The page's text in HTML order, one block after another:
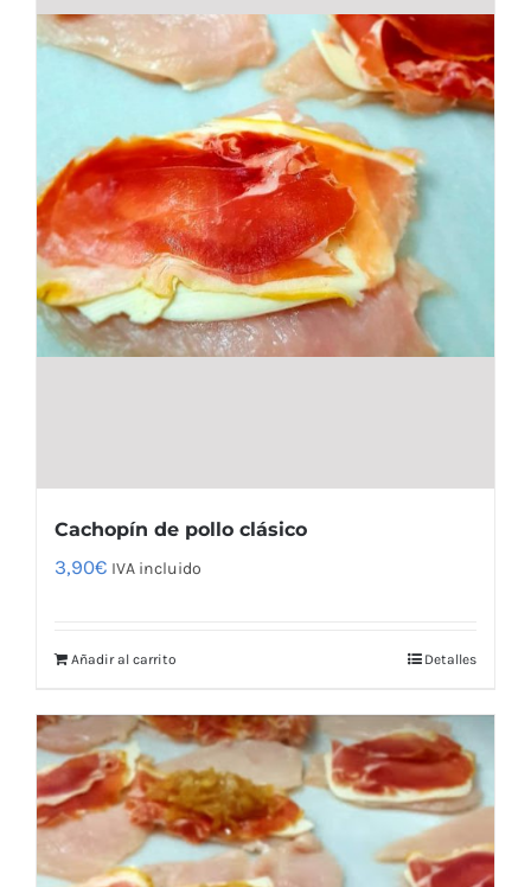
Cachopín de pollo clásico
3,90€ IVA incluido
Añadir al carrito Detalles